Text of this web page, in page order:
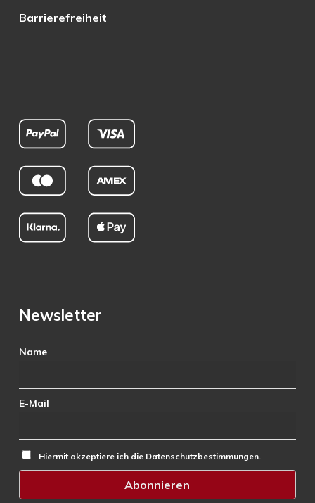
Barrierefreiheit
Newsletter
Name
E-Mail
Hiermit akzeptiere ich die Datenschutzbestimmungen.